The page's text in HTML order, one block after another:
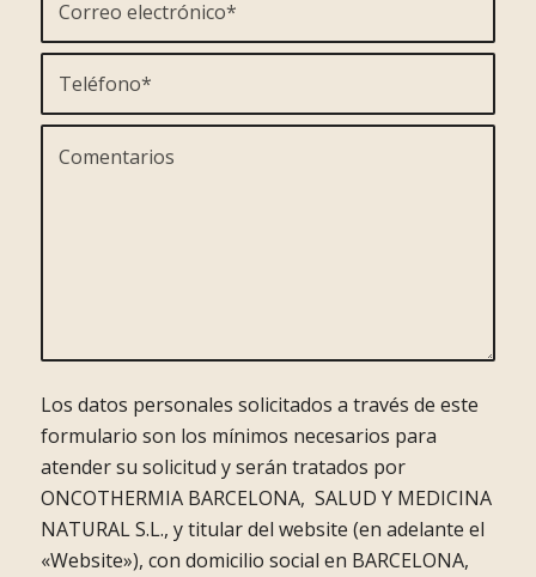
Los datos personales solicitados a través de este
formulario son los mínimos necesarios para
atender su solicitud y serán tratados por
ONCOTHERMIA BARCELONA, SALUD Y MEDICINA
NATURAL S.L., y titular del website (en adelante el
«Website»), con domicilio social en BARCELONA,